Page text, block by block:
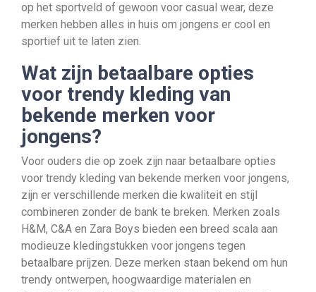
op het sportveld of gewoon voor casual wear, deze
merken hebben alles in huis om jongens er cool en
sportief uit te laten zien.
Wat zijn betaalbare opties
voor trendy kleding van
bekende merken voor
jongens?
Voor ouders die op zoek zijn naar betaalbare opties
voor trendy kleding van bekende merken voor jongens,
zijn er verschillende merken die kwaliteit en stijl
combineren zonder de bank te breken. Merken zoals
H&M, C&A en Zara Boys bieden een breed scala aan
modieuze kledingstukken voor jongens tegen
betaalbare prijzen. Deze merken staan bekend om hun
trendy ontwerpen, hoogwaardige materialen en